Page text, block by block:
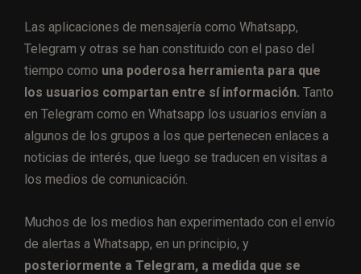
Las aplicaciones de mensajería como Whatsapp,
Telegram y otras se han constituido con el paso del
tiempo como una poderosa herramienta para que
los usuarios compartan entre sí información. Tanto
en Telegram como en Whatsapp los usuarios envían a
algunos de los grupos a los que pertenecen enlaces a
noticias de interés, que luego se traducen en visitas a
los medios de comunicación.
Muchos de los medios han experimentado con el envío
de alertas a Whatsapp, en un principio, y
posteriormente a Telegram, a medida que se